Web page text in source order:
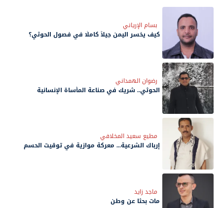
بسام الإرياني
كيف يخسر اليمن جيلاً كاملًا في فصول الحوثي؟
رضوان الهمداني
الحوثي.. شريك في صناعة المأساة الإنسانية
مطيع سعيد المخلافي
إرباك الشرعية... معركة موازية في توقيت الحسم
ماجد زايد
مات بحثًا عن وطن